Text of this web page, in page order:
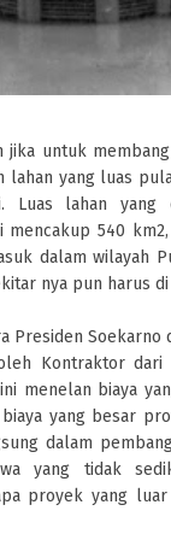
jika untuk
lahan yang luas
Luas lahan yang
540
dalam wilayah
nya pun harus di
Presiden Soekarno
Kontraktor dari
menelan biaya
yang besar
dalam
yang tidak
proyek yang